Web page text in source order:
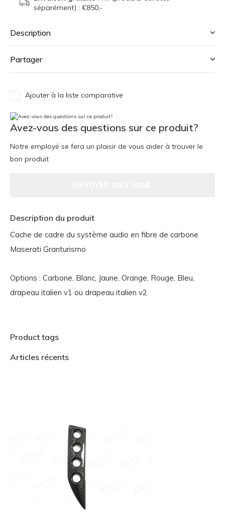
séparément) : €850,-
Description
Partager
Ajouter à la liste comparative
Avez-vous des questions sur ce produit?
Notre employé se fera un plaisir de vous aider à trouver le
bon produit
Description du produit
Cache de cadre du système audio en fibre de carbone
Maserati Granturismo
Options : Carbone, Blanc, Jaune, Orange, Rouge, Bleu,
drapeau italien v1 ou drapeau italien v2
Product tags
Articles récents